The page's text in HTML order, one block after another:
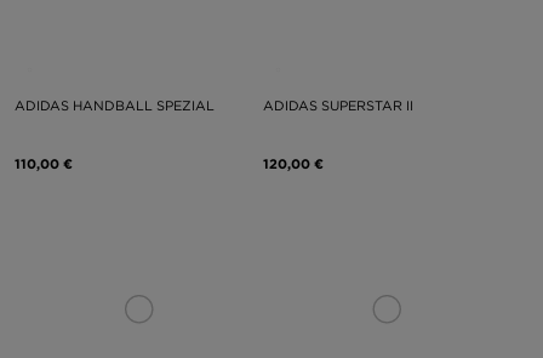
ADIDAS HANDBALL SPEZIAL
110,00 €
ADIDAS SUPERSTAR II
120,00 €